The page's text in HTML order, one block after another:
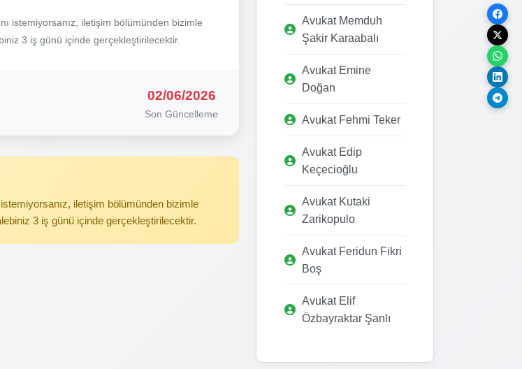
istemiyorsanız, iletişim bölümünden bizimle
3 iş günü içinde gerçekleştirilecektir.
02/06/2026
Son Güncelleme
iletişim bölümünden bizimle
3 iş günü içinde gerçekleştirilecektir.
Avukat Memduh
Şakir Karaabalı
Avukat Emine
Doğan
Avukat Fehmi Teker
Avukat Edip
Keçecioğlu
Avukat Kutaki
Zarikopulo
Avukat Feridun Fikri
Boş
Avukat Elif
Özbayraktar Şanlı